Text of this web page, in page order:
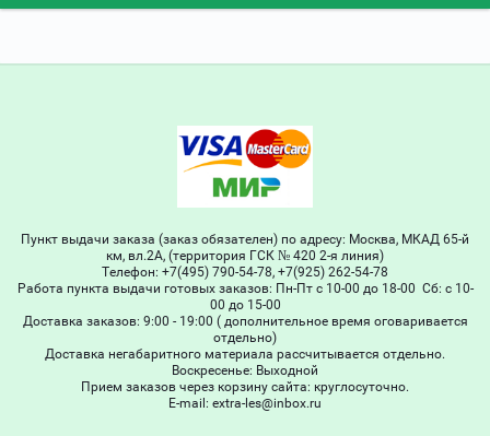
Пункт выдачи заказа (заказ обязателен) по адресу: Москва, МКАД 65-й
км, вл.2А, (территория ГСК № 420 2-я линия)
Телефон: +7(495) 790-54-78, +7(925) 262-54-78
Работа пункта выдачи готовых заказов: Пн-Пт с 10-00 до 18-00 Сб: с 10-
00 до 15-00
Доставка заказов: 9:00 - 19:00 ( дополнительное время оговаривается
отдельно)
Доставка негабаритного материала рассчитывается отдельно.
Воскресенье: Выходной
Прием заказов через корзину сайта: круглосуточно.
Е-mail: extra-les@inbox.ru